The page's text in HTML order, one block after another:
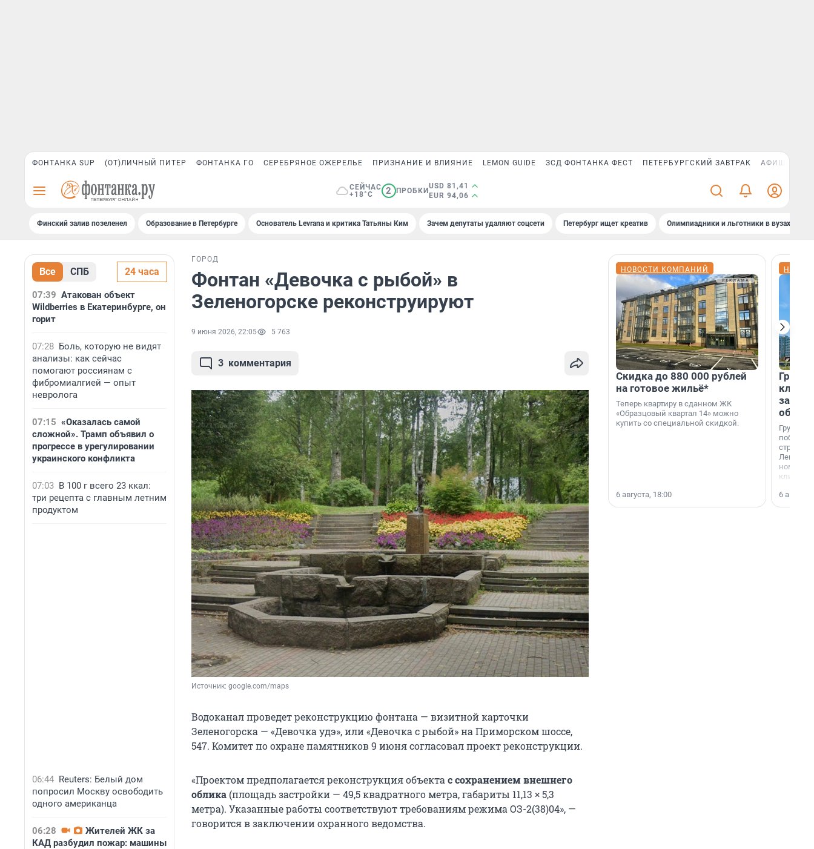
ФОНТАНКА SUP (ОТ)ЛИЧНЫЙ ПИТЕР ФОНТАНКА ГО СЕРЕБРЯНОЕ ОЖЕРЕЛЬЕ ПРИЗНАНИЕ И ВЛИЯНИЕ LEMON GUIDE ЗСД ФОНТАНКА ФЕСТ ПЕТЕРБУРГСКИЙ ЗАВТРАК АФИША PLUS
СЕЙЧАС
+18°C
2 ПРОБКИ
USD 81,41
EUR 94,06
Финский залив позеленел Образование в Петербурге Основатель Levrana и критика Татьяны Ким Зачем депутаты удаляют соцсети Петербург ищет креатив Олимпиадники и льготники в вузах СПб
Все СПБ 24 часа
07:39 Атакован объект
Wildberries в Екатеринбурге, он
горит
07:28 Боль, которую не видят
анализы: как сейчас
помогают россиянам с
фибромиалгией — опыт
невролога
07:15 «Оказалась самой
сложной». Трамп объявил о
прогрессе в урегулировании
украинского конфликта
07:03 В 100 г всего 23 ккал:
три рецепта с главным летним
продуктом
06:44 Reuters: Белый дом
попросил Москву освободить
одного американца
06:28
Жителей ЖК за
КАД разбудил пожар: машины
ГОРОД
Фонтан «Девочка с рыбой» в
Зеленогорске реконструируют
9 июня 2026, 22:05 5 763
3 комментария
Источник: google.com/maps
Водоканал проведет реконструкцию фонтана — визитной карточки
Зеленогорска — «Девочка удэ», или «Девочка с рыбой» на Приморском шоссе,
547. Комитет по охране памятников 9 июня согласовал проект реконструкции.
«Проектом предполагается реконструкция объекта с сохранением внешнего
облика (площадь застройки — 49,5 квадратного метра, габариты 11,13 × 5,3
метра). Указанные работы соответствуют требованиям режима ОЗ-2(38)04», —
говорится в заключении охранного ведомства.
НОВОСТИ КОМПАНИЙ
Скидка до 880 000 рублей
на готовое жильё*
Теперь квартиру в сданном ЖК
«Образцовый квартал 14» можно
купить со специальной скидкой.
6 августа, 18:00
Группа
области».
6